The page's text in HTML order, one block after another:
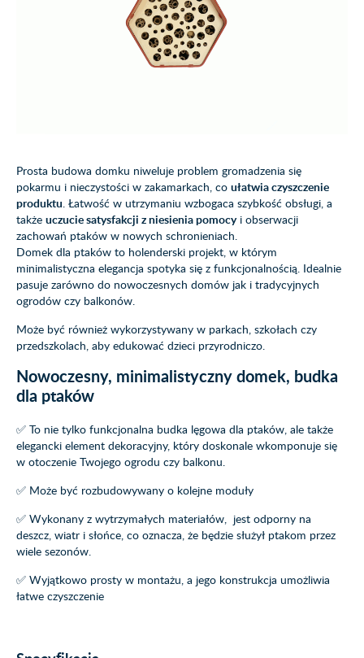
Prosta budowa domku niweluje problem gromadzenia się
pokarmu i nieczystości w zakamarkach, co ułatwia czyszczenie
produktu. Łatwość w utrzymaniu wzbogaca szybkość obsługi, a
także uczucie satysfakcji z niesienia pomocyi obserwacji
zachowań ptaków w nowych schronieniach.
Domek dla ptaków to holenderski projekt, w którym
minimalistyczna elegancja spotyka się z funkcjonalnością. Idealnie
pasuje zarówno do nowoczesnych domów jak i tradycyjnych
ogrodów czy balkonów.
Może być również wykorzystywany w parkach, szkołach czy
przedszkolach, aby edukować dzieci przyrodniczo.
Nowoczesny, minimalistyczny domek, budka
dla ptaków
✅ To nie tylko funkcjonalna budka lęgowa dla ptaków, ale także
elegancki element dekoracyjny, który doskonale wkomponuje się
w otoczenie Twojego ogrodu czy balkonu.
✅ Może być rozbudowywany o kolejne moduły
✅ Wykonany z wytrzymałych materiałów, jest odporny na
deszcz, wiatr i słońce, co oznacza, że ​​będzie służył ptakom przez
wiele sezonów.
✅ Wyjątkowo prosty w montażu, a jego konstrukcja umożliwia
łatwe czyszczenie